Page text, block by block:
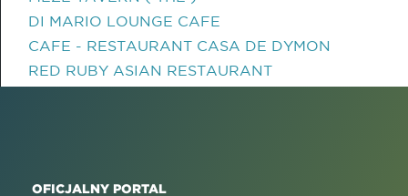
DI MARIO LOUNGE CAFE
CAFE - RESTAURANT CASA DE DYMON
RED RUBY ASIAN RESTAURANT
OFICJALNY PORTAL